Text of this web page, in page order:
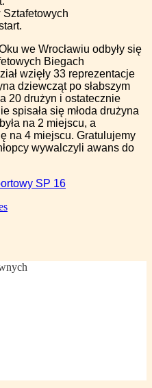
Sztafetowych
we Wrocławiu odbyły się
Biegach
wzięły 33 reprezentacje
dziewcząt po słabszym
20 drużyn i ostatecznie
spisała się młoda drużyna
na 2 miejscu, a
na 4 miejscu. Gratulujemy
wywalczyli awans do
SP 16